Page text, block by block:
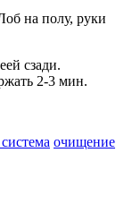
на полу, руки
сзади.
2-3 мин.
очищение